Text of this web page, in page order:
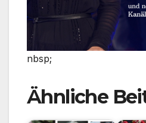
nbsp;
Ähnliche